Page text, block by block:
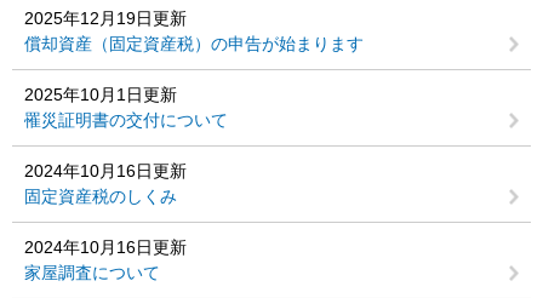
2025年12月19日更新
償却資産（固定資産税）の申告が始まります
2025年10月1日更新
罹災証明書の交付について
2024年10月16日更新
固定資産税のしくみ
2024年10月16日更新
家屋調査について